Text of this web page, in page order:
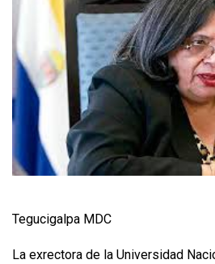
Tegucigalpa MDC
La exrectora de la Universidad